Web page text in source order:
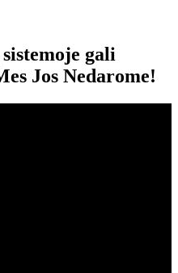
gali
Jos Nedarome!